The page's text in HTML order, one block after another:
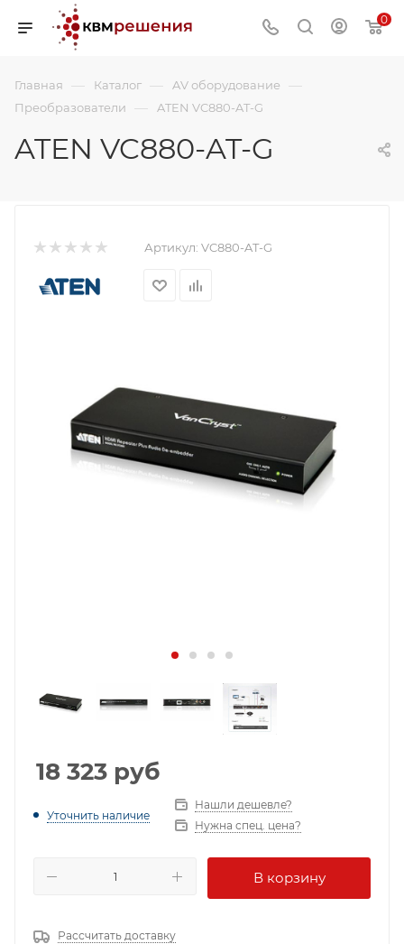
0
Главная — Каталог — AV оборудование —
Преобразователи — ATEN VC880-AT-G
ATEN VC880-AT-G
Артикул: VC880-AT-G
18 323 руб
Уточнить наличие
Нашли дешевле?
Нужна спец. цена?
В корзину
Рассчитать доставку